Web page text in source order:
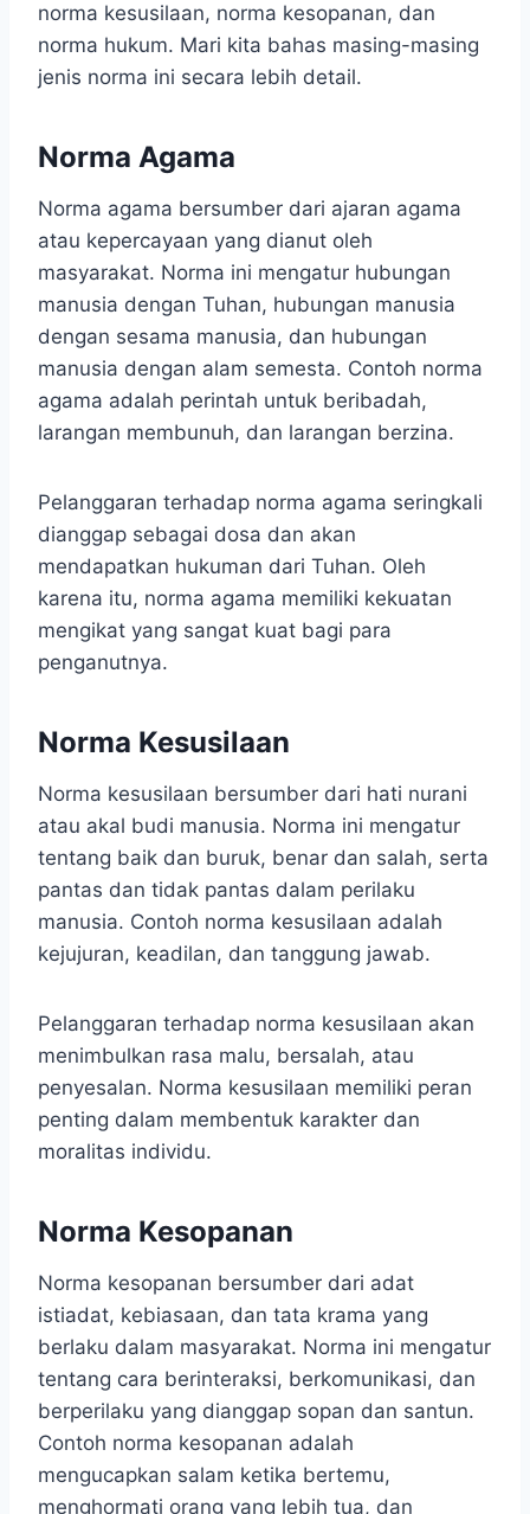
norma kesusilaan, norma kesopanan, dan
norma hukum. Mari kita bahas masing-masing
jenis norma ini secara lebih detail.
Norma Agama
Norma agama bersumber dari ajaran agama
atau kepercayaan yang dianut oleh
masyarakat. Norma ini mengatur hubungan
manusia dengan Tuhan, hubungan manusia
dengan sesama manusia, dan hubungan
manusia dengan alam semesta. Contoh norma
agama adalah perintah untuk beribadah,
larangan membunuh, dan larangan berzina.
Pelanggaran terhadap norma agama seringkali
dianggap sebagai dosa dan akan
mendapatkan hukuman dari Tuhan. Oleh
karena itu, norma agama memiliki kekuatan
mengikat yang sangat kuat bagi para
penganutnya.
Norma Kesusilaan
Norma kesusilaan bersumber dari hati nurani
atau akal budi manusia. Norma ini mengatur
tentang baik dan buruk, benar dan salah, serta
pantas dan tidak pantas dalam perilaku
manusia. Contoh norma kesusilaan adalah
kejujuran, keadilan, dan tanggung jawab.
Pelanggaran terhadap norma kesusilaan akan
menimbulkan rasa malu, bersalah, atau
penyesalan. Norma kesusilaan memiliki peran
penting dalam membentuk karakter dan
moralitas individu.
Norma Kesopanan
Norma kesopanan bersumber dari adat
istiadat, kebiasaan, dan tata krama yang
berlaku dalam masyarakat. Norma ini mengatur
tentang cara berinteraksi, berkomunikasi, dan
berperilaku yang dianggap sopan dan santun.
Contoh norma kesopanan adalah
mengucapkan salam ketika bertemu,
menghormati orang yang lebih tua, dan